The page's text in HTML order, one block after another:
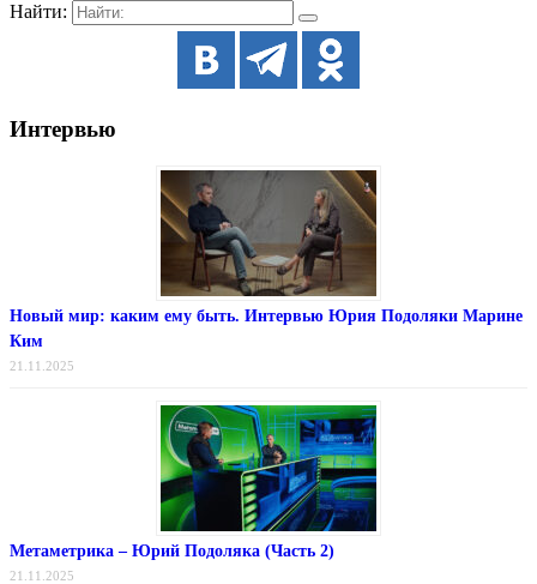
Найти:
Интервью
Новый мир: каким ему быть. Интервью Юрия Подоляки Марине
Ким
21.11.2025
Метаметрика – Юрий Подоляка (Часть 2)
21.11.2025